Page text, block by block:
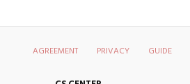
AGREEMENT PRIVACY GUIDE